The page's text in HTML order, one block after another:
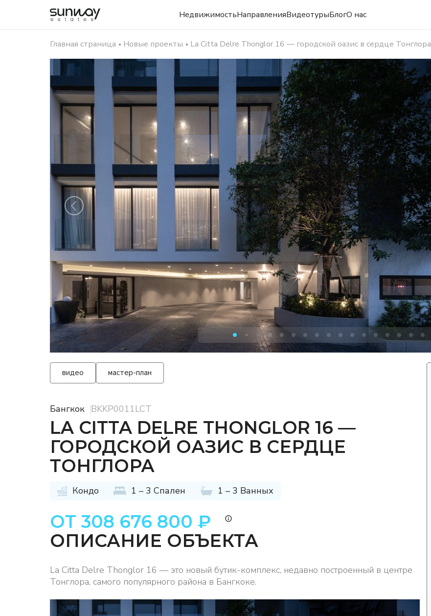
НедвижимостьНаправленияВидеотурыБлогО нас
Главная страница Новые проекты La Citta Delre Thonglor 16 — городской оазис в сердце Тонглора
видео мастер-план
Бангкок BKKP0011LCT
LA CITTA DELRE THONGLOR 16 —
ГОРОДСКОЙ ОАЗИС В СЕРДЦЕ
ТОНГЛОРА
Кондо 1 – 3 Спален 1 – 3 Ванных
ОТ 308 676 800 ₽
ОПИСАНИЕ ОБЪЕКТА
La Citta Delre Thonglor 16 — это новый бутик-комплекс, недавно построенный в центре
Тонглора, самого популярного района в Бангкоке.